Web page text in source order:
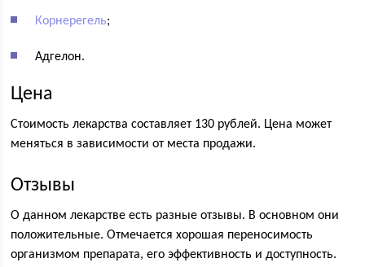
Корнерегель;
Адгелон.
Цена
Стоимость лекарства составляет 130 рублей. Цена может
меняться в зависимости от места продажи.
Отзывы
О данном лекарстве есть разные отзывы. В основном они
положительные. Отмечается хорошая переносимость
организмом препарата, его эффективность и доступность.